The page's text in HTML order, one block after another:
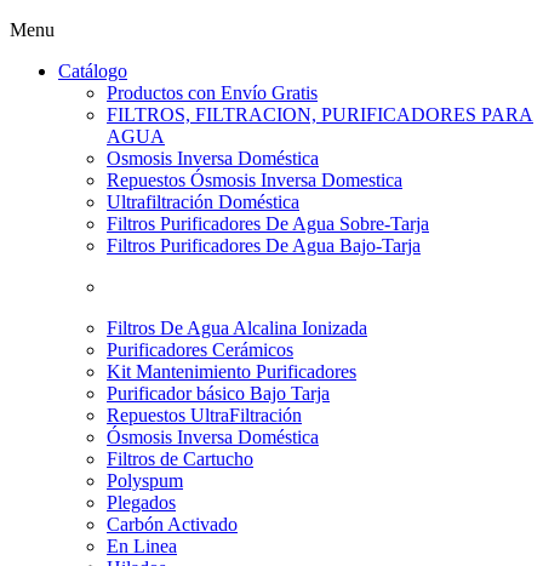
Menu
Catálogo
Productos con Envío Gratis
FILTROS, FILTRACION, PURIFICADORES PARA
AGUA
Osmosis Inversa Doméstica
Repuestos Ósmosis Inversa Domestica
Ultrafiltración Doméstica
Filtros Purificadores De Agua Sobre-Tarja
Filtros Purificadores De Agua Bajo-Tarja
Filtros De Agua Alcalina Ionizada
Purificadores Cerámicos
Kit Mantenimiento Purificadores
Purificador básico Bajo Tarja
Repuestos UltraFiltración
Ósmosis Inversa Doméstica
Filtros de Cartucho
Polyspum
Plegados
Carbón Activado
En Linea